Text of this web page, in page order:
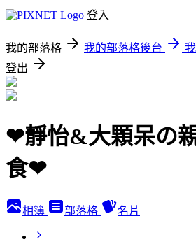
登入
我的部落格 我的部落格後台
登出
❤靜怡&大顆呆の
食❤
相簿 部落格 名片